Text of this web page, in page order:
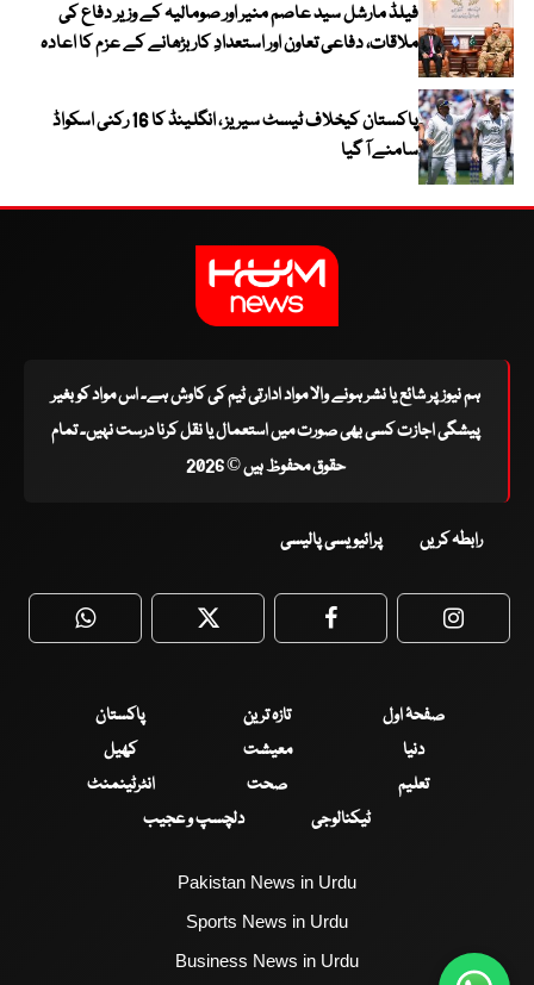
فیلڈ مارشل سید عاصم منیر اور صومالیہ کے وزیر دفاع کی
ملاقات، دفاعی تعاون اور استعدادِ کار بڑھانے کے عزم کا اعادہ
پاکستان کیخلاف ٹیسٹ سیریز ، انگلینڈ کا 16 رکنی اسکواڈ
سامنے آ گیا
ہم نیوز پر شائع یا نشر ہونے والا مواد ادارتی ٹیم کی کاوش ہے۔ اس مواد کو بغیر
پیشگی اجازت کسی بھی صورت میں استعمال یا نقل کرنا درست نہیں۔ تمام
حقوق محفوظ ہیں © 2026
رابطہ کریں پرائیویسی پالیسی
WhatsApp Twitter Facebook
صفحۂ اول تازہ ترین
پاکستان
دنیا
معیشت
کھیل
تعلیم
صحت
انٹرٹینمنٹ
ٹیکنالوجی
دلچسپ و عجیب
Pakistan News in Urdu
Sports News in Urdu
Business News in Urdu